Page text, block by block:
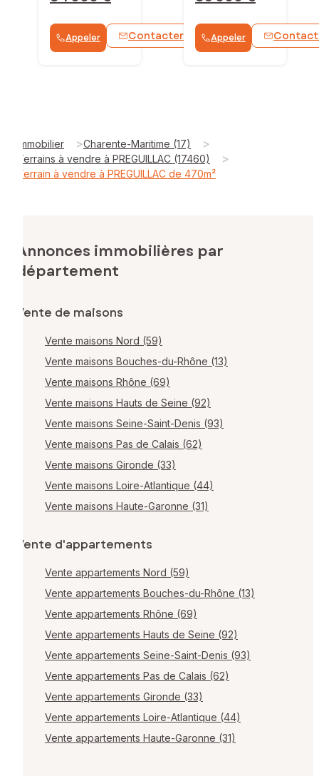
Appeler Contacter WhatsApp
Appeler
Immobilier >Charente-Maritime (17) >
Terrains à vendre à PREGUILLAC (17460) >
Terrain à vendre à PREGUILLAC de 470m²
Annonces immobilières par
département
Vente de maisons
Vente maisons Nord (59)
Vente maisons Bouches-du-Rhône (13)
Vente maisons Rhône (69)
Vente maisons Hauts de Seine (92)
Vente maisons Seine-Saint-Denis (93)
Vente maisons Pas de Calais (62)
Vente maisons Gironde (33)
Vente maisons Loire-Atlantique (44)
Vente maisons Haute-Garonne (31)
Vente d'appartements
Vente appartements Nord (59)
Vente appartements Bouches-du-Rhône (13)
Vente appartements Rhône (69)
Vente appartements Hauts de Seine (92)
Vente appartements Seine-Saint-Denis (93)
Vente appartements Pas de Calais (62)
Vente appartements Gironde (33)
Vente appartements Loire-Atlantique (44)
Vente appartements Haute-Garonne (31)